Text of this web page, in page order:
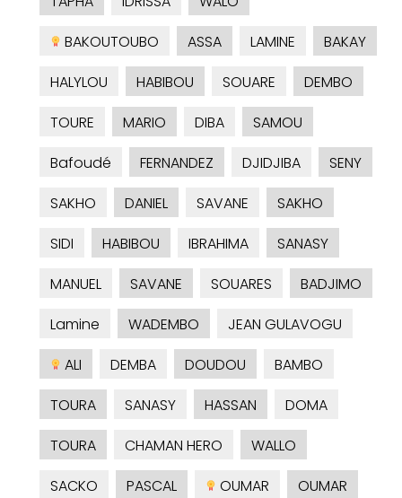
BAKOUTOUBO
ASSA LAMINE
BAKAY
HALYLOU
HABIBOU SOUARE
DEMBO
TOURE
MARIO DIBA
SAMOU
Bafoudé
FERNANDEZ DJIDJIBA
SENY
SAKHO
DANIEL SAVANE
SAKHO
SIDI
HABIBOU IBRAHIMA
SANASY
MANUEL
SAVANE SOUARES
BADJIMO
Lamine
WADEMBO
JEAN GULAVOGU
ALI
DEMBA DOUDOU
BAMBO
TOURA
SANASY HASSAN
DOMA
TOURA
CHAMAN HERO
WALLO
SACKO
PASCAL OUMAR OUMAR